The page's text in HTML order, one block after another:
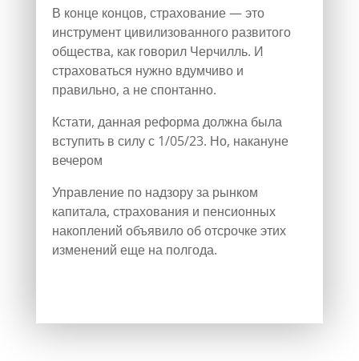
В конце концов, страхование — это
инструмент цивилизованного развитого
общества, как говорил Черчилль. И
страховаться нужно вдумчиво и
правильно, а не спонтанно.
Кстати, данная реформа должна была
вступить в силу с 1/05/23. Но, накануне
вечером
Управление по надзору за рынком
капитала, страхования и пенсионных
накоплений объявило об отсрочке этих
изменений еще на полгода.